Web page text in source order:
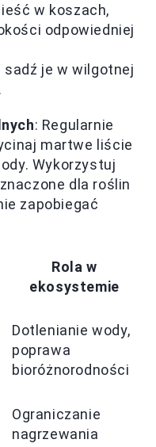
w koszach,
odpowiedniej
sadź je w wilgotnej
: Regularnie
martwe liście
Wykorzystuj
dla roślin
zapobiegać
Rola w
ekosystemie
Dotlenianie wody,
poprawa
bioróżnorodności
Ograniczanie
nagrzewania